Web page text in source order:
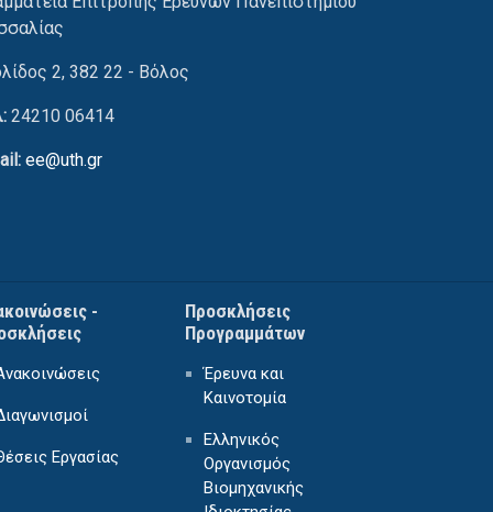
2, 382 22 - Βόλος
24210 06414
ee@uth.gr
-
Εργασίας
Προσκλήσεις
Προγραμμάτων
Έρευνα και
Καινοτομία
Ελληνικός
Οργανισμός
Βιομηχανικής